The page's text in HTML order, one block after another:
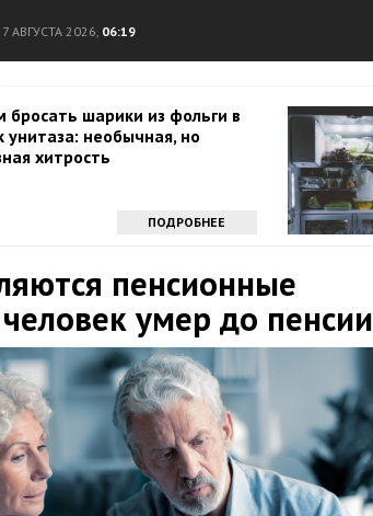
7 АВГУСТА 2026, 06:19
бросать шарики из фольги в
унитаза: необычная, но
хитрость
ПОДРОБНЕЕ
пенсионные
умер до пенсии